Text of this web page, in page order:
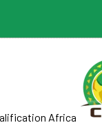
Africa